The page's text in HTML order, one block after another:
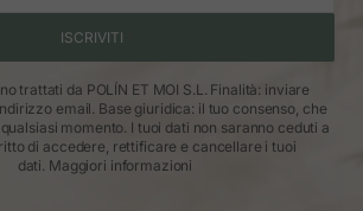
ISCRIVITI
trattati da POLÍN ET MOI S.L. Finalità: inviare
email. Base giuridica: il tuo consenso, che
momento. I tuoi dati non saranno ceduti a
di accedere, rettificare e cancellare i tuoi
dati. Maggiori informazioni